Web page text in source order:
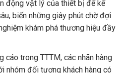
động vật lý của thiết bị để kể
biến những giây phút chờ đợi
khám phá thương hiệu đầy
cáo trong TTTM, các nhãn hàng
nhóm đối tượng khách hàng có